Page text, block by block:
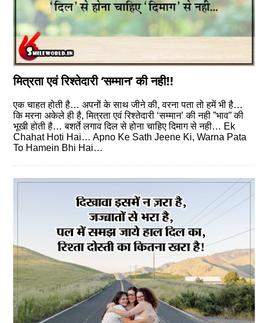
मित्रता एवं रिश्‍तेदारी ‘सम्‍मान’ की नही!!
एक चाहत होती है… अपनों के साथ जीने की, वरना पता तो हमें भी है…
कि मरना अकेले ही है, मित्रता एवं रिश्‍तेदारी ‘सम्‍मान’ की नही ”भाव” की
भूखी होती है… बशर्ते लगाव दिल से होना चाहिए दिमाग से नही… Ek
Chahat Hoti Hai… Apno Ke Sath Jeene Ki, Warna Pata
To Hamein Bhi Hai…